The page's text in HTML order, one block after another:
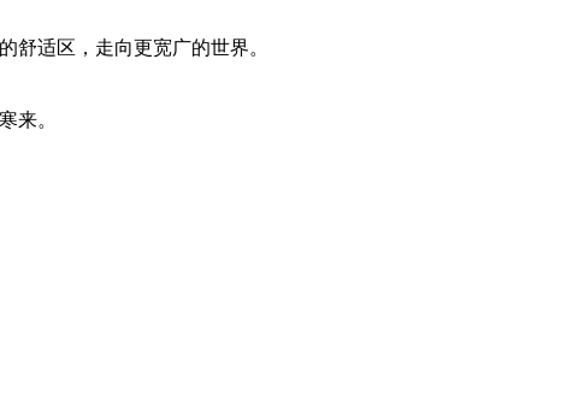
舒适区，走向更宽广的世界。
来。